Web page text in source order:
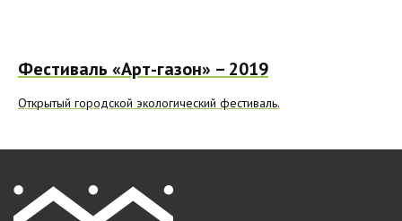
Фестиваль «Арт-газон» – 2019
Открытый городской экологический фестиваль.